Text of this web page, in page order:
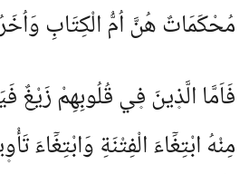
مُحْكَمَاتٌ هُنَّ اُمُّ الْكِتَابِ
فَاَمَّا الَّذ۪ينَ ف۪ي قُلُوبِهِمْ زَيْغٌ
مِنْهُ ابْتِغَٓاءَ الْفِتْنَةِ وَابْتِغَٓاءَ